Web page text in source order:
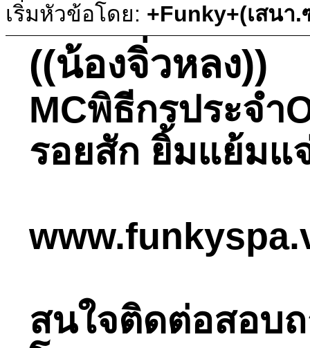
เริ่มหัวข้อโดย: +Funky+(เสนา
((น้องจิ่วหลง))
MCพิธีกรประจำ
รอยสัก ยิ้มแย้มแ
สนใจติดต่อสอบ